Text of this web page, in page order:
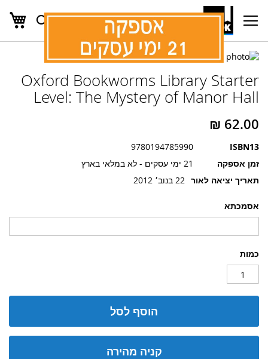
Skip
Content
חפש
אסמכתא
כמות
הוסף לסל
קניה מהירה
Oxford Bookworms Library Starter
Level: The Mystery of Manor Hall
ISBN13
9780194785990
זמן אספקה
21 ימי עסקים - לא במלאי בארץ
תאריך יציאה לאור 22 בנוב׳ 2012
לדלג
של
גלריית
תמונות
להתחלה
של
גלריית